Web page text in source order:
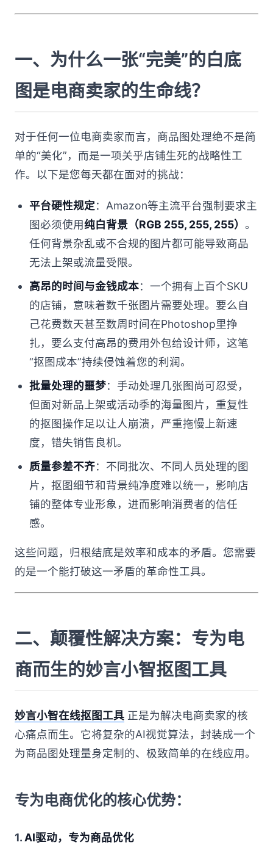
一、为什么一张“完美”的白底
图是电商卖家的生命线？
对于任何一位电商卖家而言，商品图处理绝不是简
单的“美化”，而是一项关乎店铺生死的战略性工
作。以下是您每天都在面对的挑战：
平台硬性规定：Amazon等主流平台强制要求主
图必须使用纯白背景（RGB 255, 255, 255） 。
任何背景杂乱或不合规的图片都可能导致商品
无法上架或流量受限。
高昂的时间与金钱成本：一个拥有上百个SKU
的店铺，意味着数千张图片需要处理。要么自
己花费数天甚至数周时间在Photoshop里挣
扎，要么支付高昂的费用外包给设计师，这笔
“抠图成本”持续侵蚀着您的利润。
批量处理的噩梦：手动处理几张图尚可忍受，
但面对新品上架或活动季的海量图片，重复性
的抠图操作足以让人崩溃，严重拖慢上新速
度，错失销售良机。
质量参差不齐：不同批次、不同人员处理的图
片，抠图细节和背景纯净度难以统一，影响店
铺的整体专业形象，进而影响消费者的信任
感。
这些问题，归根结底是效率和成本的矛盾。您需要
的是一个能打破这一矛盾的革命性工具。
二、颠覆性解决方案：专为电
商而生的妙言小智抠图工具
妙言小智在线抠图工具 正是为解决电商卖家的核
心痛点而生。它将复杂的AI视觉算法，封装成一个
为商品图处理量身定制的、极致简单的在线应用。
专为电商优化的核心优势：
1. AI驱动，专为商品优化